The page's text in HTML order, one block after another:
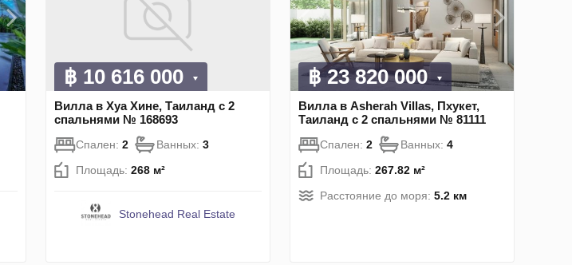
฿ 10 616 000
Вилла в Хуа Хине, Таиланд с 2
спальнями № 168693
Спален: 2 Ванных: 3
Площадь: 268 м²
Stonehead Real Estate
฿ 23 820 000
Вилла в Asherah Villas, Пхукет,
Таиланд с 2 спальнями № 81111
Спален: 2 Ванных: 4
Площадь: 267.82 м²
Расстояние до моря: 5.2 км